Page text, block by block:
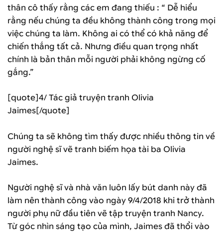
thân cô thấy rằng các em đang thiếu : “ Dễ hiểu
rằng nếu chúng ta đều không thành công trong mọi
việc chúng ta làm. Không ai có thể có khả năng để
chiến thắng tất cả. Nhưng điều quan trọng nhất
chính là bản thân mỗi người phải không ngừng cố
gắng.”
[quote]4/ Tác giả truyện tranh Olivia
Jaimes[/quote]
Chúng ta sẽ không tìm thấy được nhiều thông tin về
người nghệ sĩ vẽ tranh biếm họa tài ba Olivia
Jaimes.
Người nghệ sĩ và nhà văn luôn lấy bút danh này đã
làm nên thành công vào ngày 9/4/2018 khi trở thành
người phụ nữ đầu tiên vẽ tập truyện tranh Nancy.
Từ góc nhìn sáng tạo của mình, Jaimes đã thổi vào